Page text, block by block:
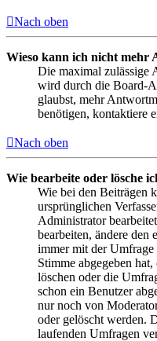
Nach oben
Wieso kann ich nicht mehr
Die maximal zulässige
wird durch die Board-
glaubst, mehr
benötigen, kontaktiere
Nach oben
Wie bearbeite oder lösche
Wie bei den Beiträgen
ursprünglichen
Administrator
bearbeiten, ändere den
immer mit der
Stimme abgegeben
löschen oder die
schon ein Benutzer
nur noch von
oder gelöscht werden.
laufenden Umfragen